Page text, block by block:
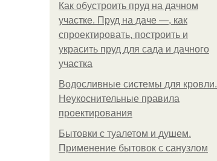
Как обустроить пруд на дачном
участке. Пруд на даче —, как
спроектировать, построить и
украсить пруд для сада и дачного
участка
Водосливные системы для кровли.
Неукоснительные правила
проектирования
Бытовки с туалетом и душем.
Применение бытовок с санузлом